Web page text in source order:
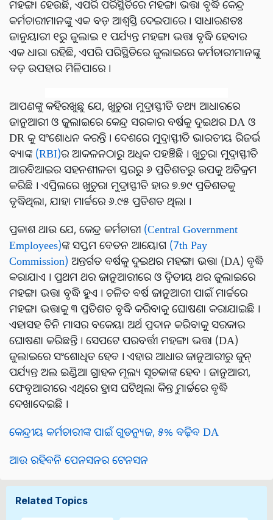
ମହଙ୍ଗା ହେଉଛି, ଏପରି ପରିସ୍ଥିତିରେ ମହଙ୍ଗା ଭତ୍ତା ବୃଦ୍ଧି କେନ୍ଦ୍ର
କର୍ମଚାରୀମାନଙ୍କୁ ଏକ ବଡ଼ ଆଶ୍ୱସ୍ତି ଦେଇପାରେ । ସାଧାରଣତଃ
ଜାନୁୟାରୀ ୧ରୁ ଜୁଲାଇ ୧ ପର୍ଯ୍ୟନ୍ତ ମହଙ୍ଗା ଭତ୍ତା ବୃଦ୍ଧି ହେବାର
ଏକ ଧାରା ରହିଛି, ଏପରି ପରିସ୍ଥିତିରେ ଜୁଲାଇରେ କର୍ମଚାରୀମାନଙ୍କୁ
ବଡ଼ ଉପହାର ମିଳିପାରେ ।
ଆପଣଙ୍କୁ କହିରଖୁଛୁ ଯେ, ଖୁଚୁରା ମୁଦ୍ରାସ୍ଫୀତି ତଥ୍ୟ ଆଧାରରେ
ଜାନୁଆରୀ ଓ ଜୁଲାଇରେ କେନ୍ଦ୍ର ସରକାର ବର୍ଷକୁ ଦୁଇଥର DA ଓ
DR କୁ ସଂଶୋଧନ କରନ୍ତି । ଦେଶରେ ମୁଦ୍ରାସ୍ଫୀତି ଭାରତୀୟ ରିଜର୍ଭ
ବ୍ୟାଙ୍କ (RBI)ର ଆକଳନଠାରୁ ଅଧିକ ପହଞ୍ଚିଛି । ଖୁଚୁରା ମୁଦ୍ରାସ୍ଫୀତି
ଆରବିଆଇର ସହନଶୀଳତା ସ୍ତରରୁ ୬ ପ୍ରତିଶତରୁ ଉପକୁ ଅତିକ୍ରମ
କରିଛି । ଏପ୍ରିଲରେ ଖୁଚୁରା ମୁଦ୍ରାସ୍ଫୀତି ହାର ୭.୭୯ ପ୍ରତିଶତକୁ
ବୃଦ୍ଧିଥିଲା, ଯାହା ମାର୍ଚ୍ଚରେ ୬.୯୫ ପ୍ରତିଶତ ଥିଲା ।
ପ୍ରକାଶ ଥାଉ ଯେ, କେନ୍ଦ୍ର କର୍ମଚାରୀ (Central Government
Employees)ଙ୍କ ସପ୍ତମ ବେତନ ଆୟୋଗ (7th Pay
Commission) ଅନ୍ତର୍ଗତ ବର୍ଷକୁ ଦୁଇଥର ମହଙ୍ଗା ଭତ୍ତା (DA) ବୃଦ୍ଧି
କରାଯାଏ । ପ୍ରଥମ ଥର ଜାନୁଆରୀରେ ଓ ଦ୍ୱିତୀୟ ଥର ଜୁଲାଇରେ
ମହଙ୍ଗା ଭତ୍ତା ବୃଦ୍ଧି ହୁଏ । ଚଳିତ ବର୍ଷ ଜାନୁଆରୀ ପାଇଁ ମାର୍ଚ୍ଚରେ
ମହଙ୍ଗା ଭତ୍ତାକୁ ୩ ପ୍ରତିଶତ ବୃଦ୍ଧି କରିବାକୁ ଘୋଷଣା କରାଯାଇଛି ।
ଏହାସହ ତିନି ମାସର ବକେୟା ଅର୍ଥ ପ୍ରଦାନ କରିବାକୁ ସରକାର
ଘୋଷଣା କରିଛନ୍ତି । ସେପଟେ ପରବର୍ତ୍ତୀ ମହଙ୍ଗା ଭତ୍ତା (DA)
ଜୁଲାଇରେ ସଂଶୋଧିତ ହେବ । ଏହାର ଆଧାର ଜାନୁଆରୀରୁ ଜୁନ୍
ପର୍ଯ୍ୟନ୍ତ ଅଲ ଇଣ୍ଡିଆ ଗ୍ରାହକ ମୂଲ୍ୟ ସୂଚକାଙ୍କ ହେବ । ଜାନୁଆରୀ,
ଫେବୃଆରୀରେ ଏଥିରେ ହ୍ରାସ ଘଟିଥିଲା ​​କିନ୍ତୁ ମାର୍ଚ୍ଚରେ ବୃଦ୍ଧି
ଦେଖାଦେଇଛି ।
କେନ୍ଦ୍ରୀୟ କର୍ମଚାରୀଙ୍କ ପାଇଁ ଗୁଡନ୍ୟୁଜ, ୫% ବଢ଼ିବ DA
ଆଉ ରହିବନି ପେନସନର ଟେନସନ
Related Topics